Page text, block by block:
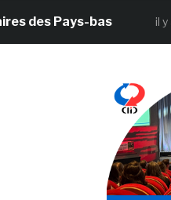
Pays-bas il y a 1 mois